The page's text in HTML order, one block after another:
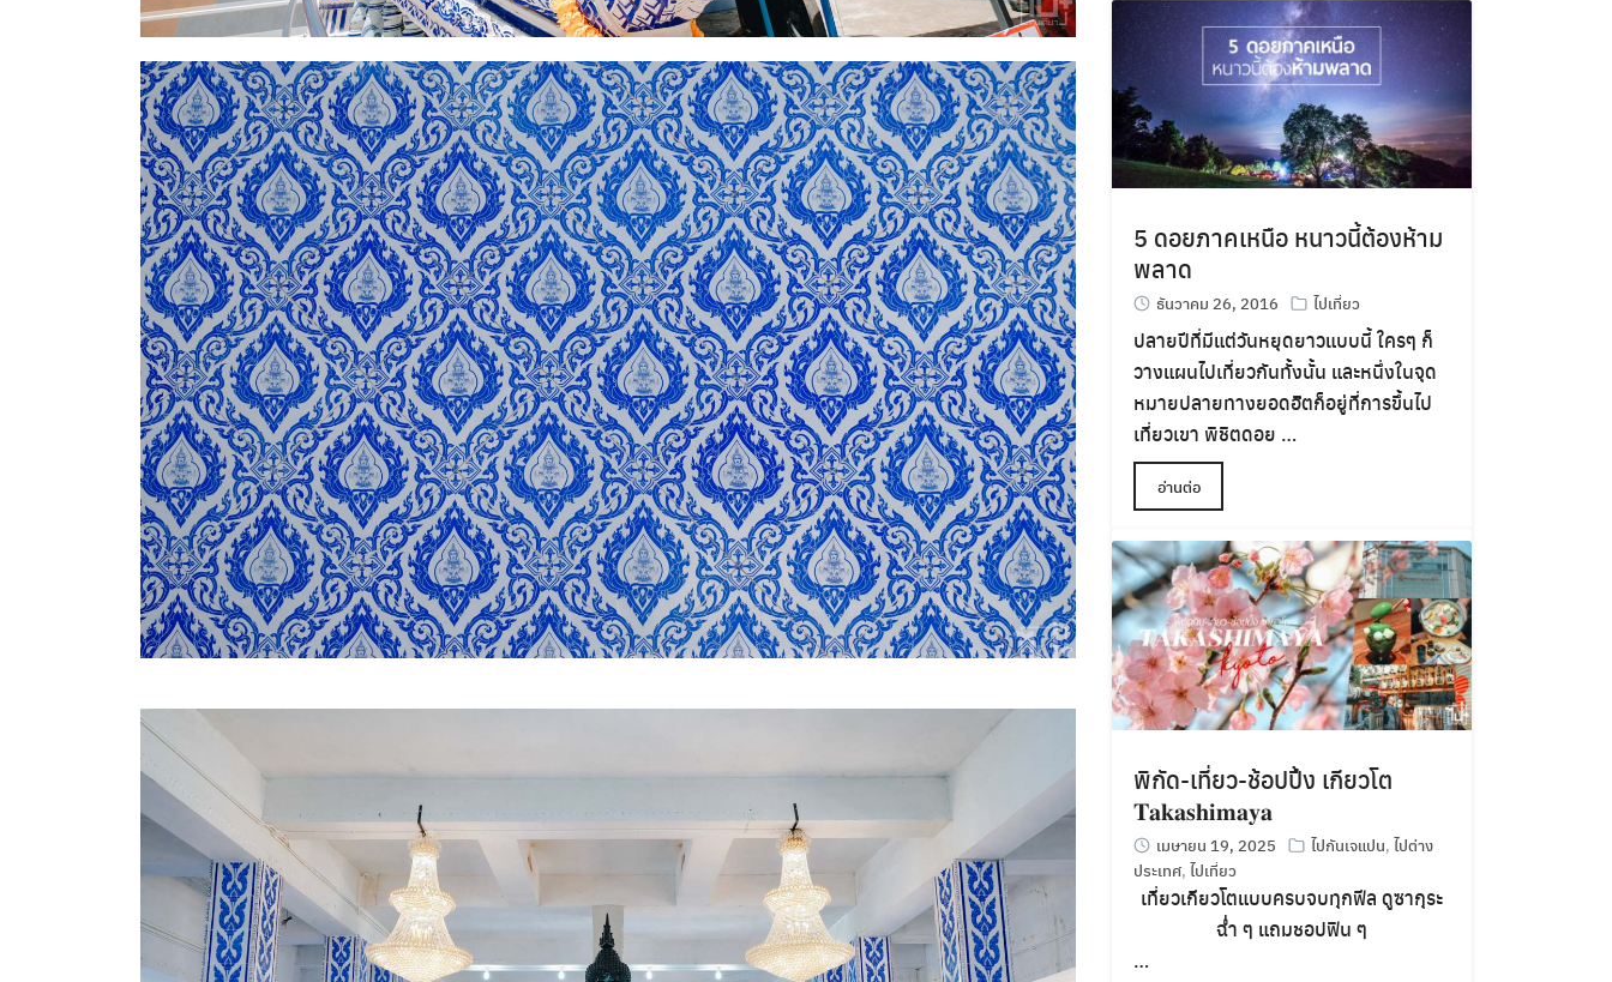
5 ดอยภาคเหนือ หนาวนี้ต้องห้าม
พลาด
ธันวาคม 26, 2016 ไปเที่ยว
ปลายปีที่มีแต่วันหยุดยาวแบบนี้ ใครๆ ก็
วางแผนไปเที่ยวกันทั้งนั้น และหนึ่งในจุด
หมายปลายทางยอดฮิตก็อยู่ที่การขึ้นไป
เที่ยวเขา พิชิตดอย …
อ่านต่อ
พิกัด-เที่ยว-ช้อปปิ้ง เกียวโต
𝐓𝐚𝐤𝐚𝐬𝐡𝐢𝐦𝐚𝐲𝐚
เมษายน 19, 2025 ไปกันเจแปน, ไปต่าง
ประเทศ, ไปเที่ยว
เที่ยวเกียวโตแบบครบจบทุกฟีล ดูซากุระ
ฉ่ำ ๆ แถมชอปฟิน ๆ
…